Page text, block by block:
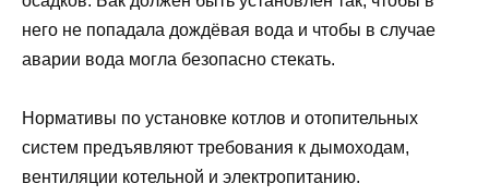
него не попадала дождёвая вода и чтобы в случае
аварии вода могла безопасно стекать.
Нормативы по установке котлов и отопительных
систем предъявляют требования к дымоходам,
вентиляции котельной и электропитанию.